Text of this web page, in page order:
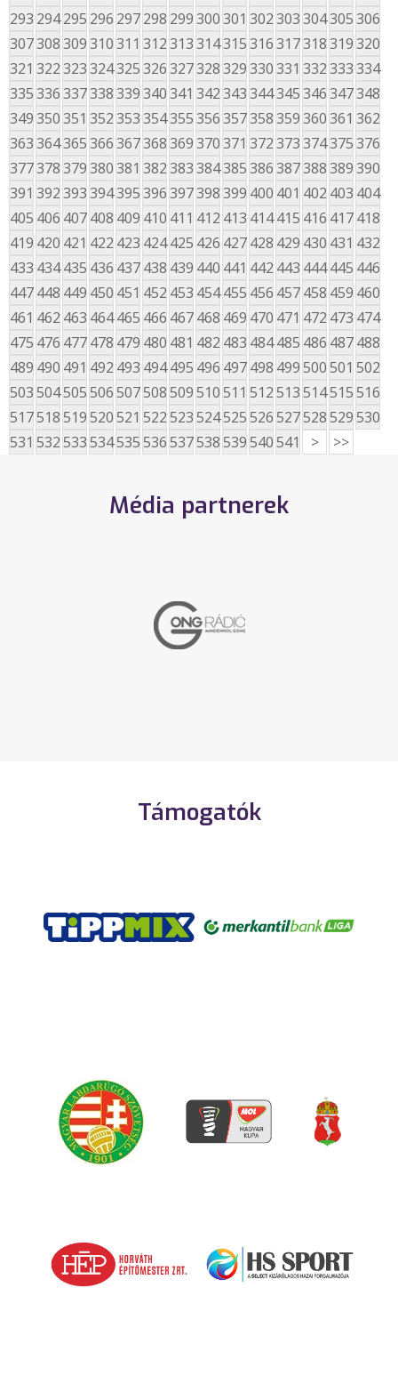
293 294295 296 297298 299300301 302303304305306
307308309310311 312313314315316317318319320
321 322323324325326327328329330331 332333334
335336337338339340341 342343344345346347348
349350351 352353354355356357358359360361 362
363364365366367368369370371 372373374375376
377378379380381 382383384385386387388389390
391 392393394395396397398399 400 401 402 403 404
405 406 407408 409 410 411 412 413 414415 416 417418
419 420 421 422 423 424425 426 427428 429 430 431 432
433 434435 436 437438 439 440 441 442 443 444445 446
447448 449 450 451 452 453 454455 456 457458 459 460
461 462 463 464465 466 467468 469 470 471 472 473 474
475 476 477478 479 480 481 482 483 484485 486 487488
489 490 491 492 493 494495 496 497498 499500501 502
503504505506507508509510511 512513514515516
517518519520521 522523524525526527528529530
531 532533534535536537538539540541 > >>
Média partnerek
Támogatók